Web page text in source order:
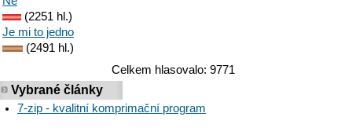
(2251 hl.)
Je mi to jedno
(2491 hl.)
Celkem hlasovalo: 9771
Vybrané články
7-zip - kvalitní komprimační program